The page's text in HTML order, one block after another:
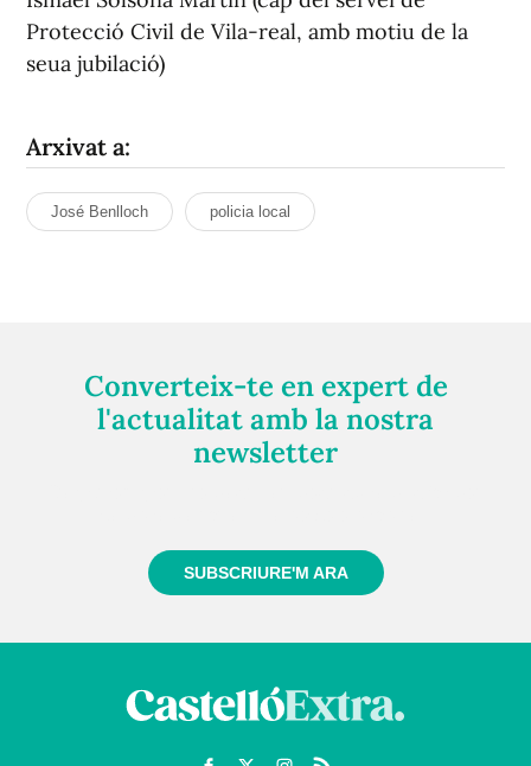
Protecció Civil de Vila-real, amb motiu de la
seua jubilació)
Arxivat a:
José Benlloch policia local
Converteix-te en expert de
l'actualitat amb la nostra
newsletter
SUBSCRIURE'M ARA